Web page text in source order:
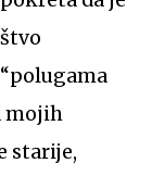
mojih
starije,